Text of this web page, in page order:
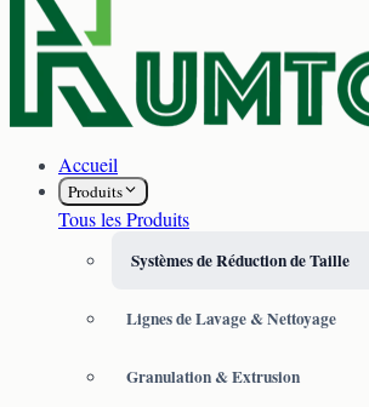
Accueil
Produits
Tous les Produits
Systèmes de Réduction de Taille
Lignes de Lavage & Nettoyage
Granulation & Extrusion